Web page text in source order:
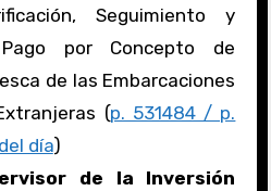
Seguimiento y
por Concepto de
de las Embarcaciones
(p. 531484 / p.
día)
de la Inversión